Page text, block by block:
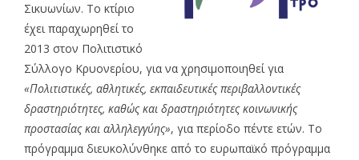
Σικυωνίων. Το κτίριο
έχει παραχωρηθεί το
2013 στον Πολιτιστικό
Σύλλογο Κρυονερίου, για να χρησιμοποιηθεί για
«Πολιτιστικές, αθλητικές, εκπαιδευτικές περιβαλλοντικές
δραστηριότητες, καθώς και δραστηριότητες κοινωνικής
προστασίας και αλληλεγγύης», για περίοδο πέντε ετών. Το
πρόγραμμα διευκολύνθηκε από το ευρωπαϊκό πρόγραμμα